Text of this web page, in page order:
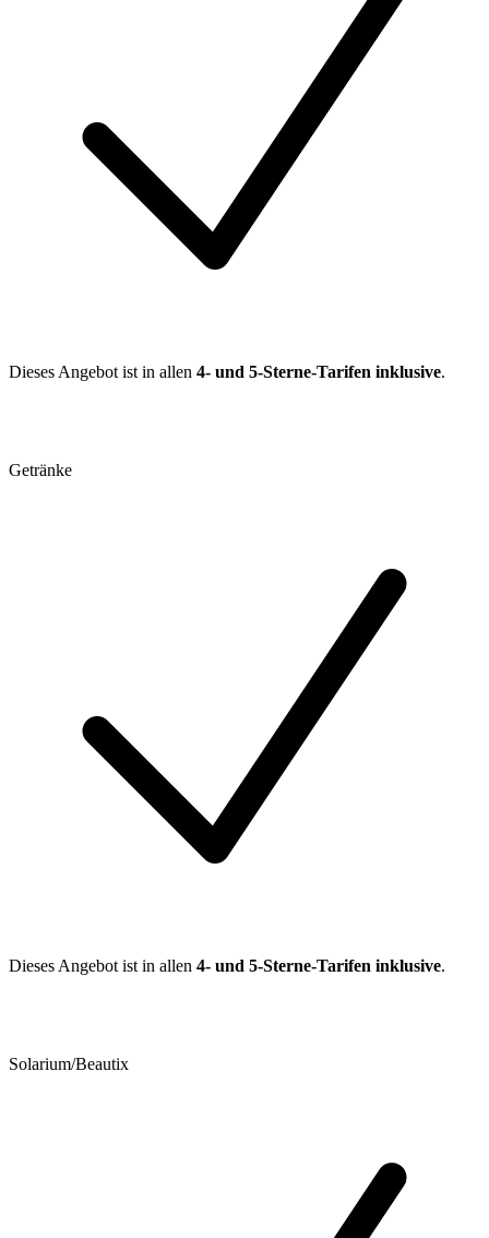
Dieses Angebot ist in allen 4- und 5-Sterne-Tarifen inklusive.
Getränke
Dieses Angebot ist in allen 4- und 5-Sterne-Tarifen inklusive.
Solarium/Beautix